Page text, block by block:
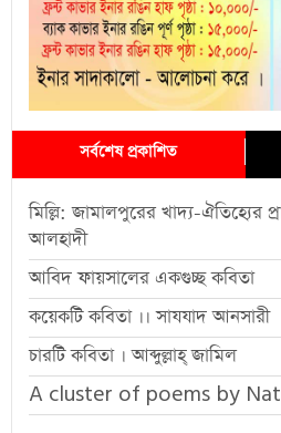
সর্বশেষ প্রকাশিত
মিল্লি: জামালপুরের খাদ্য-ঐতিহ্যের
আলহাদী
আবিদ ফায়সালের একগুচ্ছ কবিতা
কয়েকটি কবিতা ।। সাযযাদ আনসারী
চারটি কবিতা । আব্দুল্লাহ্ জামিল
A cluster of poems by